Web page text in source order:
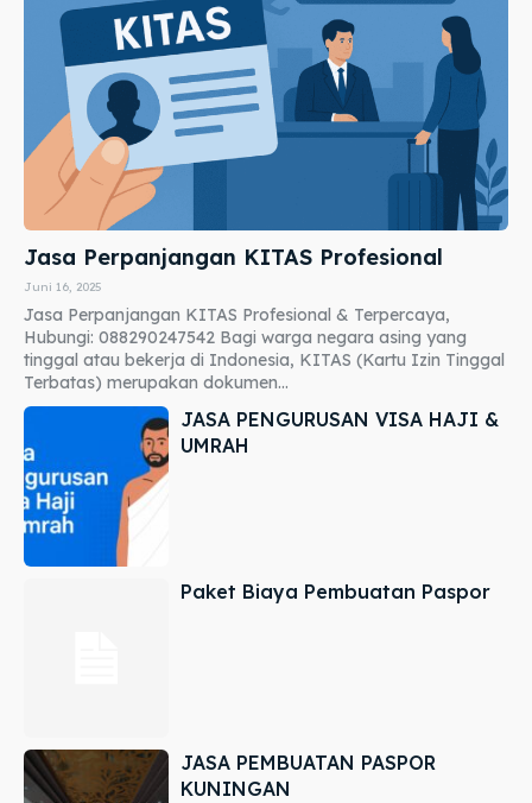
Jasa Perpanjangan KITAS Profesional
Juni 16, 2025
Jasa Perpanjangan KITAS Profesional & Terpercaya,
Hubungi: 088290247542 Bagi warga negara asing yang
tinggal atau bekerja di Indonesia, KITAS (Kartu Izin Tinggal
Terbatas) merupakan dokumen...
JASA PENGURUSAN VISA HAJI &
UMRAH
Paket Biaya Pembuatan Paspor
JASA PEMBUATAN PASPOR
KUNINGAN